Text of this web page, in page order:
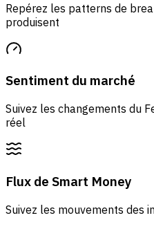
Repérez les patterns de
produisent
Sentiment du marché
Suivez les changements du
réel
Flux de Smart Money
Suivez les mouvements des